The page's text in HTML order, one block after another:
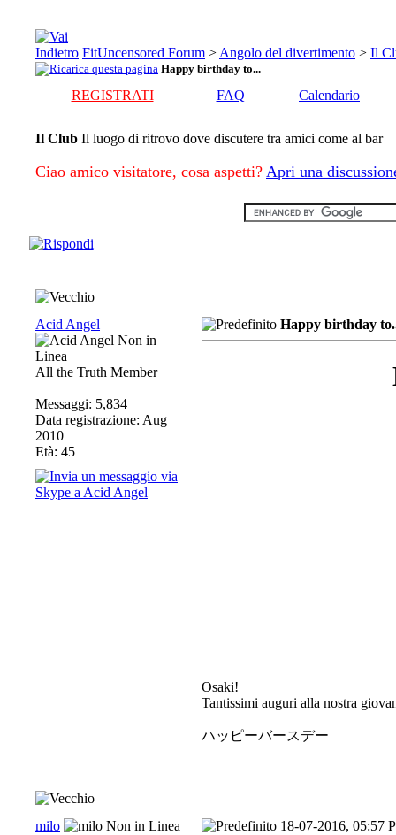
FitUncensored Forum > Angolo del divertimento > Il
Happy birthday to...
REGISTRATI FAQ Calendario
Il Club Il luogo di ritrovo dove discutere tra amici come al bar
Ciao amico visitatore, cosa aspetti? Apri una
Acid Angel
All the Truth Member
Messaggi: 5,834
Data registrazione: Aug
2010
Età: 45
Happy birthday
Osaki!
Tantissimi auguri alla nostra
ハッピーバースデー
milo
18-07-2016, 05:57